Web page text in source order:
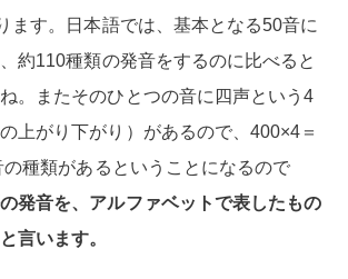
ます。日本語では、基本となる50音に
約110種類の発音をするのに比べると
。またそのひとつの音に四声という4
上がり下がり）があるので、400×4＝
種類があるということになるので
発音を、アルファベットで表したもの
言います。